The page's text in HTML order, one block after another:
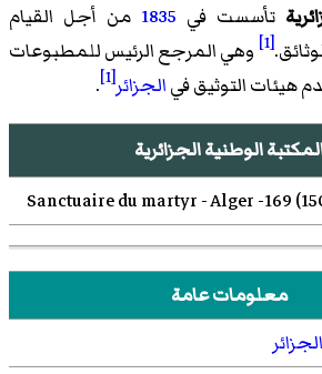
تأسست في 1835 من أجل القيام
[1]
وهي المرجع الرئيس للمطبوعات
هيئات التوثيق فيالجزائر[1]
.
الوطنية الجزائرية
معلومات عامة
الجزائر